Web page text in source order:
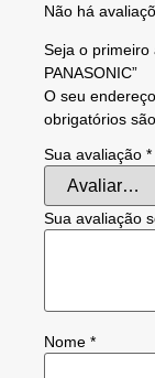
Não há
Seja o primeiro
PANASONIC”
O seu
obrigatórios
Sua avaliação *
Sua avaliação
Nome *